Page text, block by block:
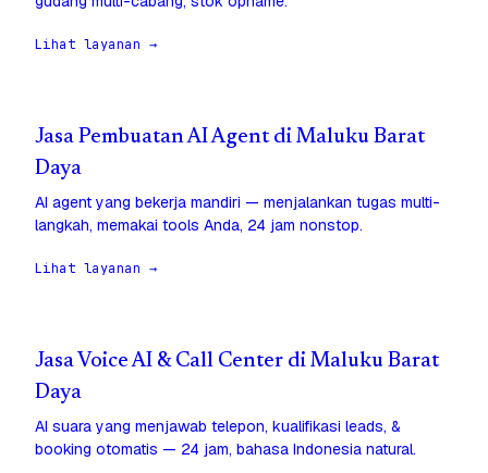
Lihat layanan →
Jasa Pembuatan AI Agent di Maluku Barat
Daya
AI agent yang bekerja mandiri — menjalankan tugas multi-
langkah, memakai tools Anda, 24 jam nonstop.
Lihat layanan →
Jasa Voice AI & Call Center di Maluku Barat
Daya
AI suara yang menjawab telepon, kualifikasi leads, &
booking otomatis — 24 jam, bahasa Indonesia natural.